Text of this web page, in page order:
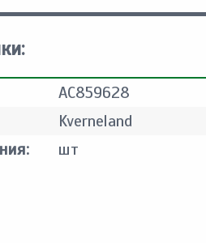
AC859628
Kverneland
шт